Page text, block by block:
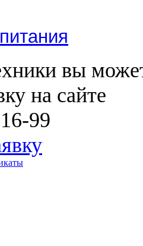
вы
на сайте
99